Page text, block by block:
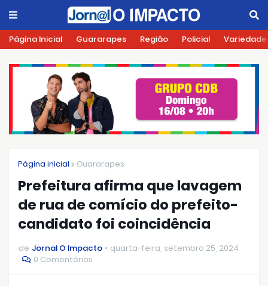
Página Inicial Guararapes Região Policial
Página inicial Guararapes
Prefeitura afirma que lavagem
de rua de comício do prefeito-
candidato foi coincidência
de Jornal O Impacto
quarta-feira, setembro 25, 2024
0 Comentários